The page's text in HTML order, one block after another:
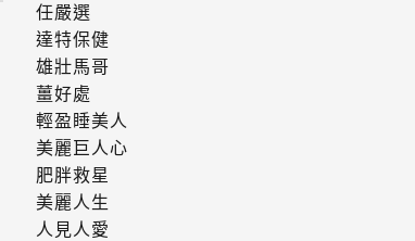
任嚴選
達特保健
雄壯馬哥
薑好處
輕盈睡美人
美麗巨人心
肥胖救星
美麗人生
人見人愛